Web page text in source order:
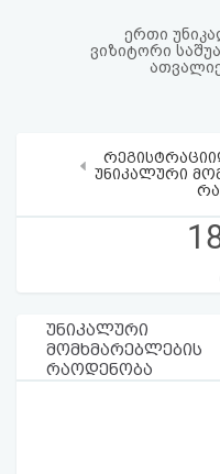
უარყოფა
ერთი
ვიზიტორი
უნიკალური
‹
უნიკალური
მომხმარებლების
რაოდენობა